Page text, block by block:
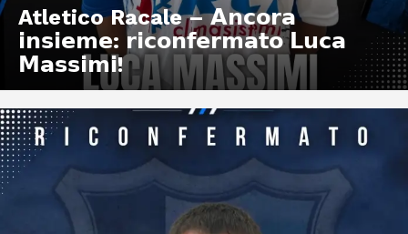
Atletico Racale – 𝗔𝗻𝗰𝗼𝗿𝗮
𝗶𝗻𝘀𝗶𝗲𝗺𝗲: 𝗿𝗶𝗰𝗼𝗻𝗳𝗲𝗿𝗺𝗮𝘁𝗼 𝗟𝘂𝗰𝗮
𝗠𝗮𝘀𝘀𝗶𝗺𝗶!